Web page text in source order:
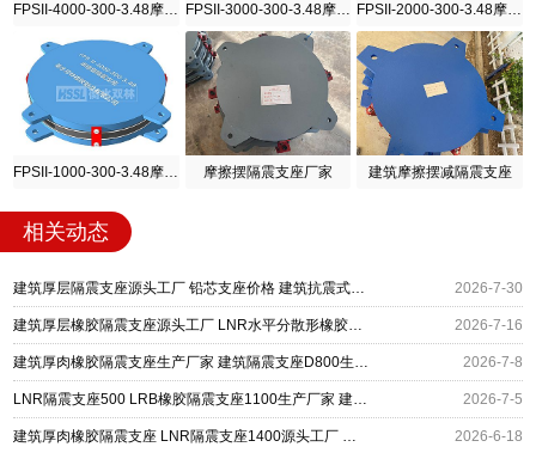
FPSII-3000-300-3.48摩擦摆隔震支座
摩擦摆隔震支座厂家 建筑摩擦摆减隔震支座
相关动态
建筑厚层隔震支座源头工厂 铅芯支座价格 建筑抗震式橡胶隔震支座定制 2026-7-30
建筑厚层橡胶隔震支座源头工厂 LNR水平分散形橡胶隔震支座厂家 HDR系列高阻尼隔震橡胶支座 2026-7-16
建筑厚肉橡胶隔震支座生产厂家 建筑隔震支座D800生产厂家 建筑橡胶建筑隔震支座 2026-7-8
LNR隔震支座500 LRB橡胶隔震支座1100生产厂家 建筑厚层隔震支座 2026-7-5
建筑厚肉橡胶隔震支座 LNR隔震支座1400源头工厂 铅芯防震支座商家厂家 2026-6-18